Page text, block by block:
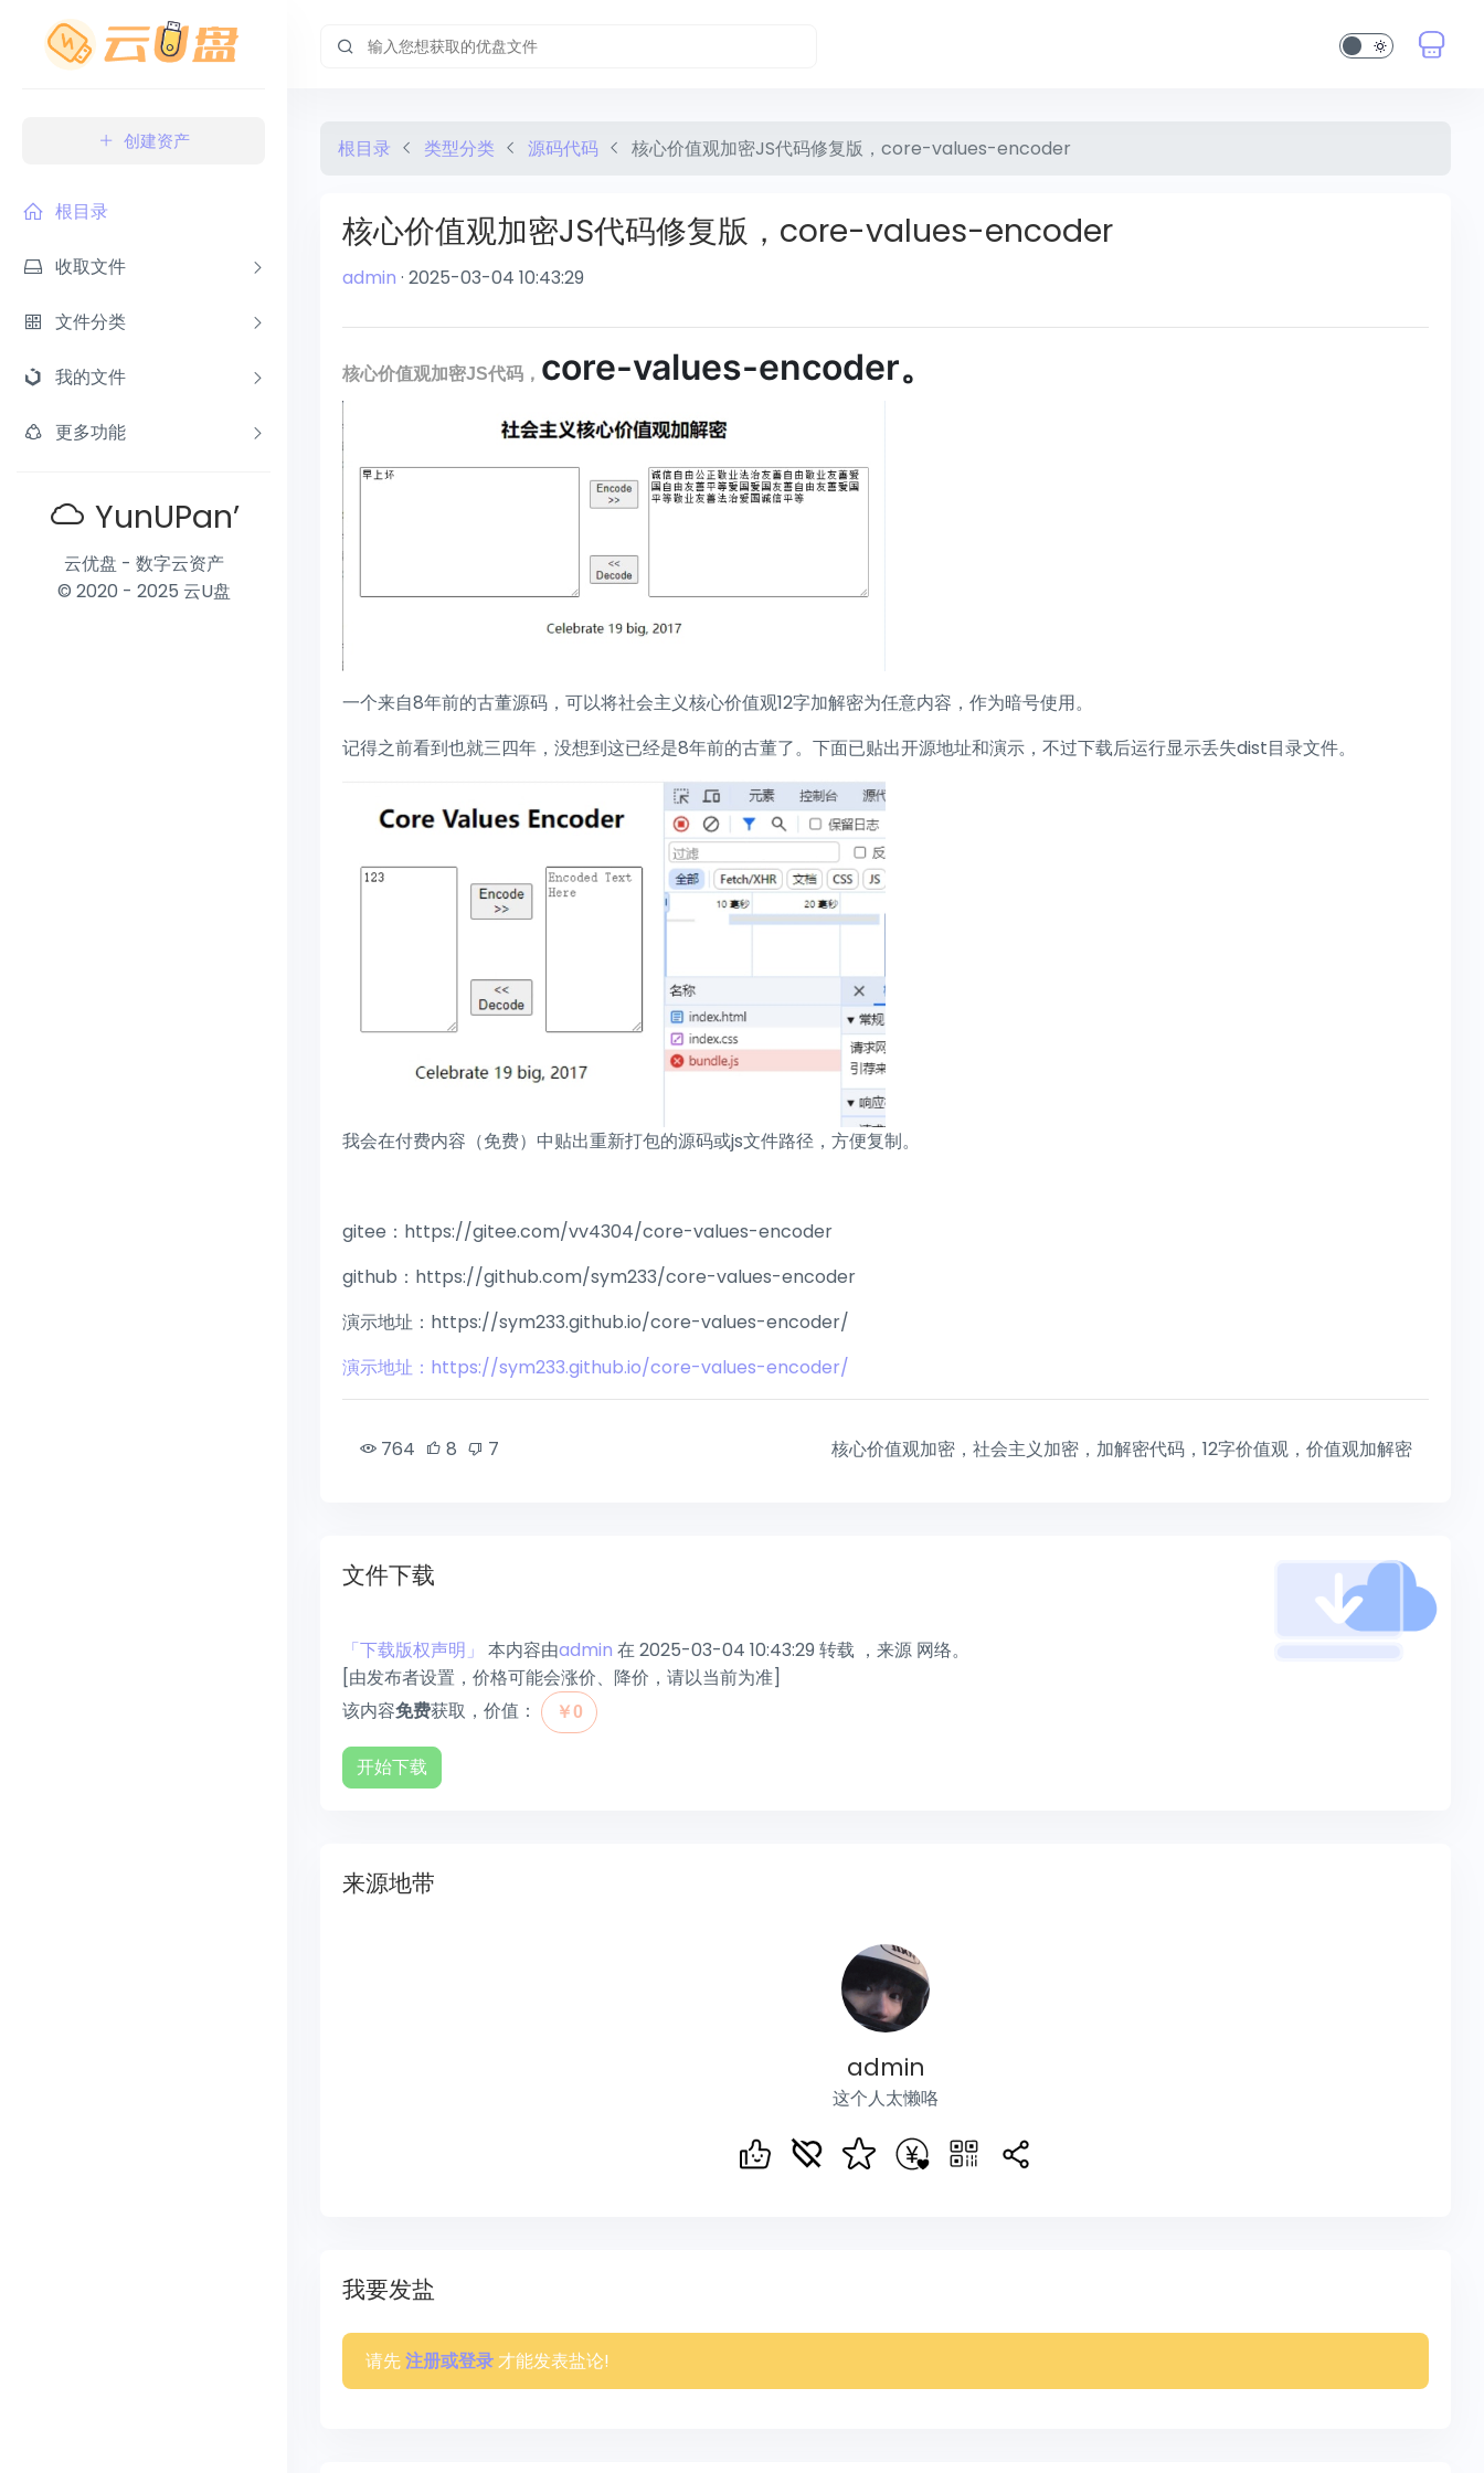
创建资产
根目录
收取文件
文件分类
我的文件
更多功能
YunUPan’
云优盘 - 数字云资产
© 2020 - 2025 云U盘
根目录 类型分类 源码代码 核心价值观加密JS代码修复版，core-values-encoder
核心价值观加密JS代码修复版，core-values-encoder
admin · 2025-03-04 10:43:29
核心价值观加密JS代码， core-values-encoder。
一个来自8年前的古董源码，可以将社会主义核心价值观12字加解密为任意内容，作为暗号使用。
记得之前看到也就三四年，没想到这已经是8年前的古董了。下面已贴出开源地址和演示，不过下载后运行显示丢失dist目录文件。
我会在付费内容（免费）中贴出重新打包的源码或js文件路径，方便复制。
gitee：https://gitee.com/vv4304/core-values-encoder
github：https://github.com/sym233/core-values-encoder
演示地址：https://sym233.github.io/core-values-encoder/
演示地址：https://sym233.github.io/core-values-encoder/
764 8 7 核心价值观加密，社会主义加密，加解密代码，12字价值观，价值观加解密
文件下载
「下载版权声明」 本内容由admin 在 2025-03-04 10:43:29 转载 ，来源 网络。
[由发布者设置，价格可能会涨价、降价，请以当前为准]
该内容免费获取，价值： ￥0
开始下载
来源地带
admin
这个人太懒咯
我要发盐
请先 注册或登录 才能发表盐论!